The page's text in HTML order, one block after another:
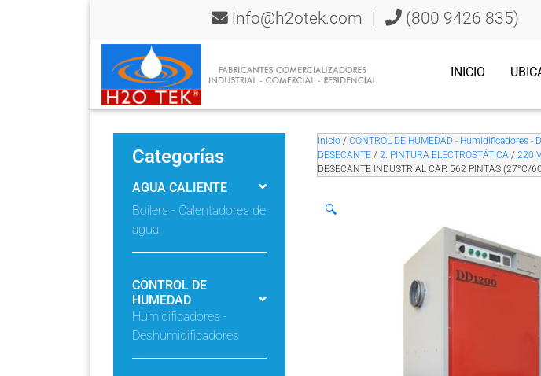
info@h2otek.com | (800 9426 835)
INICIO
Categorías
AGUA CALIENTE
Boilers - Calentadores de
agua
CONTROL DE
HUMEDAD
Humidificadores -
Deshumidificadores
Inicio /CONTROL DE HUMEDAD - Humidificadores -
DESECANTE /2. PINTURA ELECTROSTÁTICA /220
DESECANTE INDUSTRIAL CAP. 562 PINTAS (27°C/
🔍